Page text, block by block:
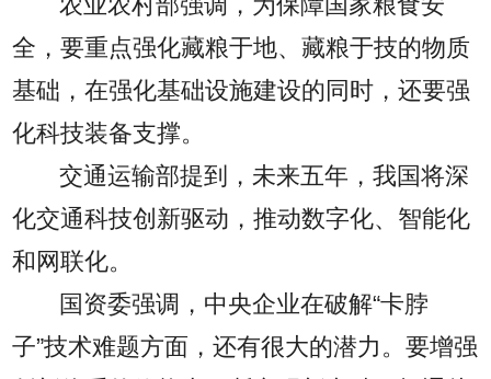
农业农村部强调，为保障国家粮食安
全，要重点强化藏粮于地、藏粮于技的物质
基础，在强化基础设施建设的同时，还要强
化科技装备支撑。
交通运输部提到，未来五年，我国将深
化交通科技创新驱动，推动数字化、智能化
和网联化。
国资委强调，中央企业在破解“卡脖
子”技术难题方面，还有很大的潜力。要增强